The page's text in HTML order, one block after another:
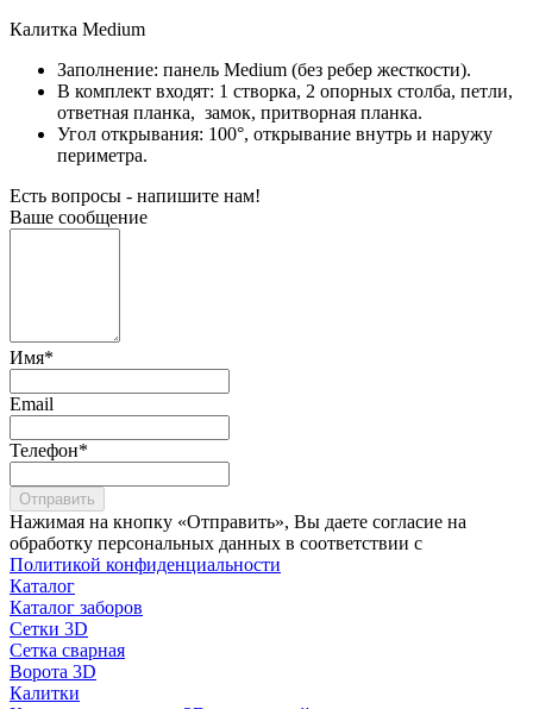
Калитка Medium
Заполнение: панель Medium (без ребер жесткости).
В комплект входят: 1 створка, 2 опорных столба, петли,
ответная планка, замок, притворная планка.
Угол открывания: 100°, открывание внутрь и наружу
периметра.
Есть вопросы - напишите нам!
Ваше сообщение
Имя*
Email
Телефон*
Отправить
Нажимая на кнопку «Отправить», Вы даете согласие на
обработку персональных данных в соответствии с
Политикой конфиденциальности
Каталог
Каталог заборов
Сетки 3D
Сетка сварная
Ворота 3D
Калитки